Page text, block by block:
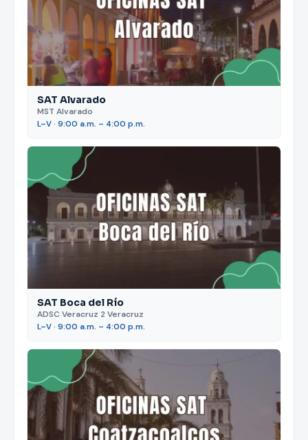
SAT Alvarado
MST Alvarado
L–V · 9:00 a.m. – 4:00 p.m.
SAT Boca del Río
ADSC Veracruz 2 Veracruz
L–V · 9:00 a.m. – 4:00 p.m.